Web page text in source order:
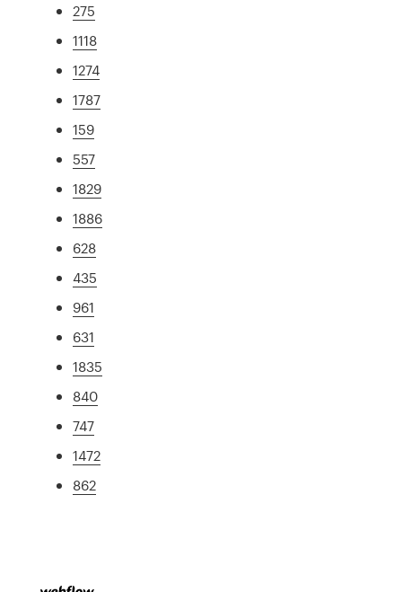
275
1118
1274
1787
159
557
1829
1886
628
435
961
631
1835
840
747
1472
862